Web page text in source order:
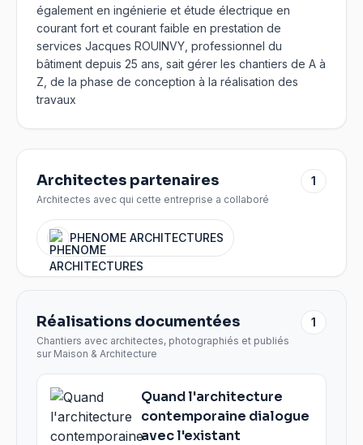
également en ingénierie et étude électrique en
courant fort et courant faible en prestation de
services Jacques ROUINVY, professionnel du
bâtiment depuis 25 ans, sait gérer les chantiers de A à
Z, de la phase de conception à la réalisation des
travaux
Architectes partenaires
Architectes avec qui cette entreprise a collaboré
1
PHENOME ARCHITECTURES
Réalisations documentées
Chantiers avec architectes, photographiés et publiés
sur Maison & Architecture
1
Quand l'architecture
contemporaine dialogue
avec l'existant